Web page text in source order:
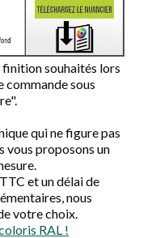
souhaités lors
sous
qui ne figure pas
vous proposons un
et un délai de
nous
votre choix.
RAL !